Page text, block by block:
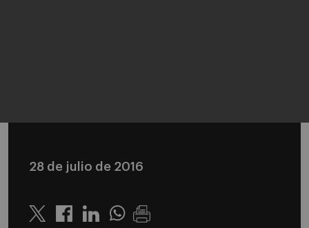
28 de julio de 2016
Twitter LinkedinWhatsapp